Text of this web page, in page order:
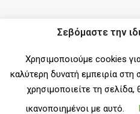
ΣΥΝΕΡΓΑΤΗΣ
SOCIAL
Σεβόμαστε την
Χρησιμοποιούμε cookies
καλύτερη δυνατή εμπειρία στη
χρησιμοποιείτε τη
ικανοποιημένοι με αυτό.